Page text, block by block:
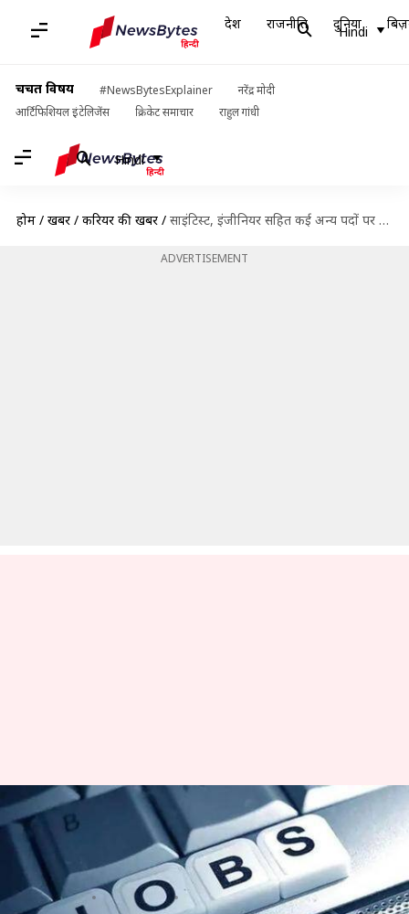
देश राजनीति दुनिया
Hindi
चर्चित विषय #NewsBytesExplainer
नरेंद्र मोदी
आर्टिफिशियल इंटेलिजेंस
क्रिकेट समाचार राहुल गांधी
Hindi
होम / खबरें / करियर की खबरें / साइंटिस्‍ट, इंजीनियर सहित कई अन्य पदों पर निकली भर्ती, मिलेगी 80,000 रुपये तक सैलरी
ADVERTISEMENT
साइंटिस्‍ट, इंजीनियर सहित कई अन्य
पदों पर निकली भर्ती, मिलेगी
80,000 रुपये तक सैलरी
लेखन मोना दीक्षित Aug 07, 2019 02:52 pm